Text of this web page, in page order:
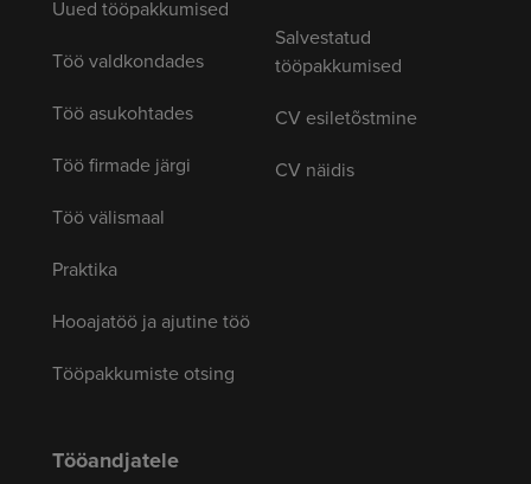
Uued tööpakkumised
Töö valdkondades
Töö asukohtades
Töö firmade järgi
Töö välismaal
Praktika
Hooajatöö ja ajutine töö
Tööpakkumiste otsing
Salvestatud
tööpakkumised
CV esiletõstmine
CV näidis
Tööandjatele